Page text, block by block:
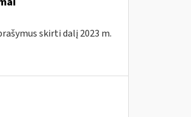
skirti dalį 2023 m.